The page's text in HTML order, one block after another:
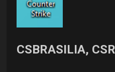
CSBRASILIA,